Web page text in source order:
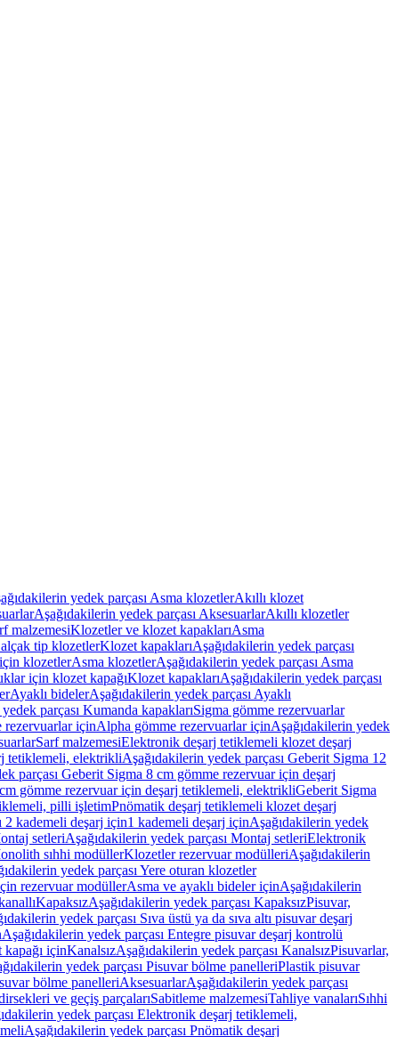
yedek parçası Asma klozetlerAkıllı klozet
Aşağıdakilerin yedek parçası AksesuarlarAkıllı klozetler
malzemesiKlozetler ve klozet kapaklarıAsma
tip klozetlerKlozet kapaklarıAşağıdakilerin yedek parçası
klozetlerAsma klozetlerAşağıdakilerin yedek parçası Asma
için klozet kapağıKlozet kapaklarıAşağıdakilerin yedek parçası
Ayaklı bidelerAşağıdakilerin yedek parçası Ayaklı
parçası Kumanda kapaklarıSigma gömme rezervuarlar
rezervuarlar içinAlpha gömme rezervuarlar içinAşağıdakilerin yedek
Sarf malzemesiElektronik deşarj tetiklemeli klozet deşarj
tetiklemeli, elektrikliAşağıdakilerin yedek parçası Geberit Sigma 12
parçası Geberit Sigma 8 cm gömme rezervuar için deşarj
gömme rezervuar için deşarj tetiklemeli, elektrikliGeberit Sigma
pilli işletimPnömatik deşarj tetiklemeli klozet deşarj
2 kademeli deşarj için1 kademeli deşarj içinAşağıdakilerin yedek
setleriAşağıdakilerin yedek parçası Montaj setleriElektronik
sıhhi modüllerKlozetler rezervuar modülleriAşağıdakilerin
yedek parçası Yere oturan klozetler
rezervuar modüllerAsma ve ayaklı bideler içinAşağıdakilerin
KapaksızAşağıdakilerin yedek parçası KapaksızPisuvar,
yedek parçası Sıva üstü ya da sıva altı pisuvar deşarj
Aşağıdakilerin yedek parçası Entegre pisuvar deşarj kontrolü
içinKanalsızAşağıdakilerin yedek parçası KanalsızPisuvarlar,
yedek parçası Pisuvar bölme panelleriPlastik pisuvar
bölme panelleriAksesuarlarAşağıdakilerin yedek parçası
ve geçiş parçalarıSabitleme malzemesiTahliye vanalarıSıhhi
yedek parçası Elektronik deşarj tetiklemeli,
Aşağıdakilerin yedek parçası Pnömatik deşarj